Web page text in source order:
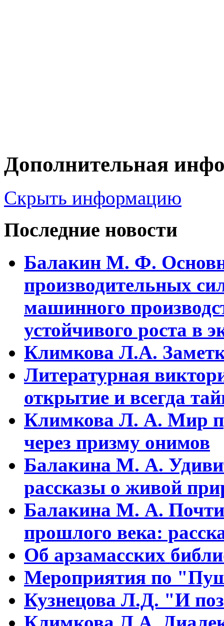
Дополнительная
Скрыть информацию
Последние новости
Балакин М. Ф.
пpоизводительных
машинного
устойчивого pоста в
Климкова Л.А.
Литературная
открытие и всегда
Климкова Л. А. Мир
через призму онимов
Балакина М. А.
рассказы о живой
Балакина М. А. Почти
прошлого века:
Об арзамасских
Мероприятия по
Кузнецова Л.Д. "И